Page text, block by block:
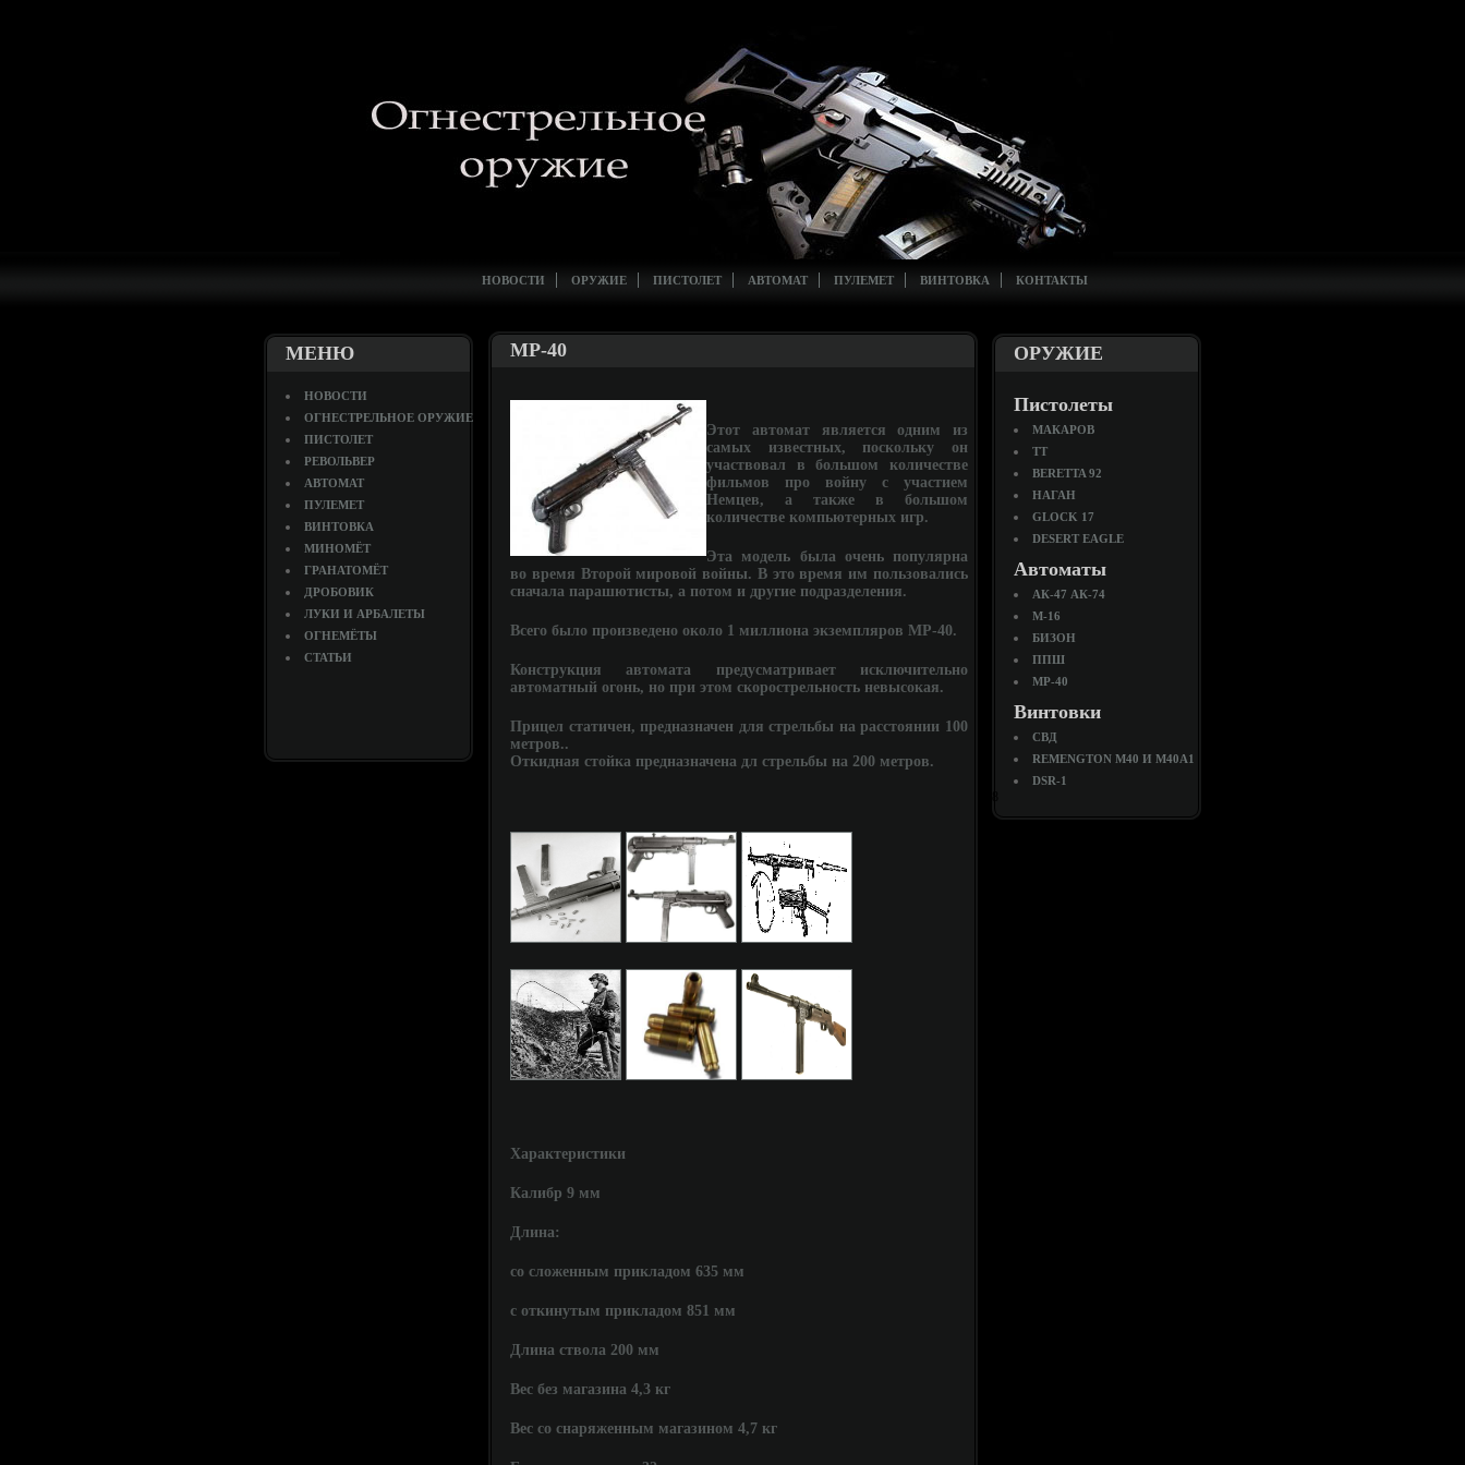
НОВОСТИ ОРУЖИЕ ПИСТОЛЕТ АВТОМАТ ПУЛЕМЕТ ВИНТОВКА КОНТАКТЫ
МЕНЮ
НОВОСТИ
ОГНЕСТРЕЛЬНОЕ ОРУЖИЕ
ПИСТОЛЕТ
РЕВОЛЬВЕР
АВТОМАТ
ПУЛЕМЕТ
ВИНТОВКА
МИНОМЁТ
ГРАНАТОМЁТ
ДРОБОВИК
ЛУКИ И АРБАЛЕТЫ
ОГНЕМЁТЫ
СТАТЬИ
ОРУЖИЕ
Пистолеты
МАКАРОВ
ТТ
BERETTA 92
НАГАН
GLOCK 17
DESERT EAGLE
Автоматы
АК-47 АК-74
M-16
БИЗОН
ППШ
MP-40
Винтовки
СВД
REMENGTON M40 И M40A1
DSR-1
MP-40
Этот автомат является одним из
самых известных, поскольку он
участвовал в большом количестве
фильмов про войну с участием
Немцев, а также в большом
количестве компьютерных игр.
Эта модель была очень популярна
во время Второй мировой войны. В это время им пользовались
сначала парашютисты, а потом и другие подразделения.
Всего было произведено около 1 миллиона экземпляров МР-40.
Конструкция автомата предусматривает исключительно
автоматный огонь, но при этом скорострельность невысокая.
Прицел статичен, предназначен для стрельбы на расстоянии 100
метров..
Откидная стойка предназначена дл стрельбы на 200 метров.
Характеристики
Калибр 9 мм
Длина:
со сложенным прикладом 635 мм
с откинутым прикладом 851 мм
Длина ствола 200 мм
Вес без магазина 4,3 кг
Вес со снаряженным магазином 4,7 кг